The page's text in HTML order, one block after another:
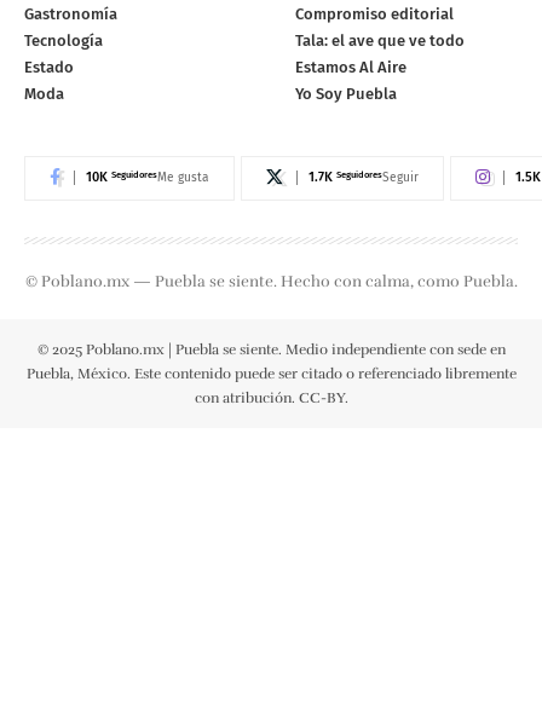
Gastronomía
Tecnología
Estado
Moda
Compromiso editorial
Tala: el ave que ve todo
Estamos Al Aire
Yo Soy Puebla
10K SeguidoresMe gusta 1.7K SeguidoresSeguir 1.5K
© Poblano.mx — Puebla se siente. Hecho con calma, como Puebla.
© 2025 Poblano.mx | Puebla se siente. Medio independiente con sede en
Puebla, México. Este contenido puede ser citado o referenciado libremente
con atribución. CC-BY.